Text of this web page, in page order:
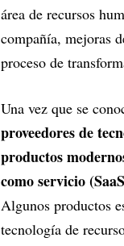
área de recursos
compañía, mejoras
proceso de
Una vez que se
proveedores de
productos
como servicio
Algunos productos
tecnología de